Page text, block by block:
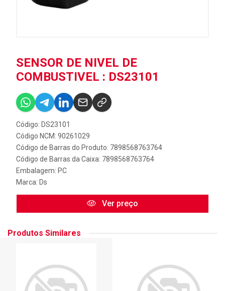
SENSOR DE NIVEL DE
COMBUSTIVEL : DS23101
Código: DS23101
Código NCM: 90261029
Código de Barras do Produto: 7898568763764
Código de Barras da Caixa: 7898568763764
Embalagem: PC
Marca: Ds
Ver preço
Produtos Similares